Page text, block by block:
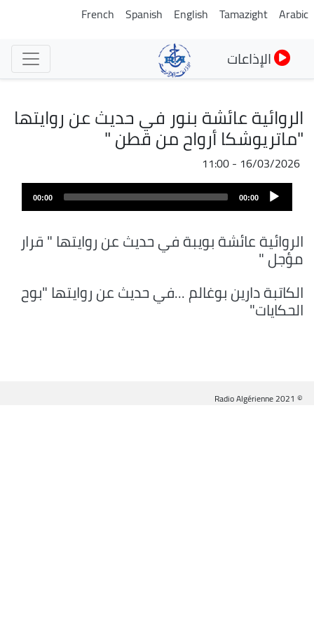
تجاوز
Arabic
Tamazight
English
Spanish
French
الإذاعات
الروائية عائشة بنور في حديث عن روايتها
"ماتريوشكا أرواح من قطن "
16/03/2026 - 11:00
Audio
Player
00:00
00:00
الروائية عائشة بويبة في حديث عن روايتها " قرار
مؤجل "
الكاتبة دارين بوغالم ...في حديث عن روايتها "بوح
الحكايات"
© Radio Algérienne 2021